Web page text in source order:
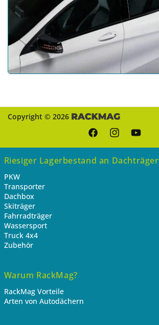
Copyright © 2026
FacebookInstagramYouTube
Riesiger Lagerbestand an Dachträger
PKW
Transporter
Dachbox
Skiträger
Fahrradträger
Wassersport
Truck 4x4
Zubehör
Warum RackMag?
RackMag Vorteile
Arten von Autodächern